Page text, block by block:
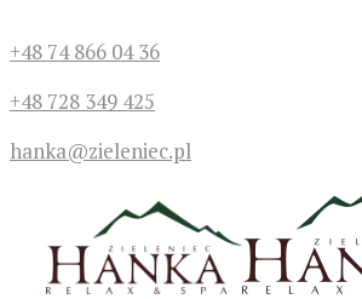
+48 74 866 04 36
+48 728 349 425
hanka@zieleniec.pl